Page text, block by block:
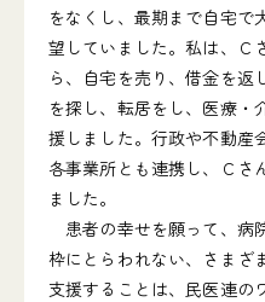
をなくし、最期まで自宅で
望していました。私は、Ｃ
ら、自宅を売り、借金を返
を探し、転居をし、医療・
援しました。行政や不動産
各事業所とも連携し、Ｃさ
ました。
患者の幸せを願って、病
枠にとらわれない、さまざ
支援することは、民医連の